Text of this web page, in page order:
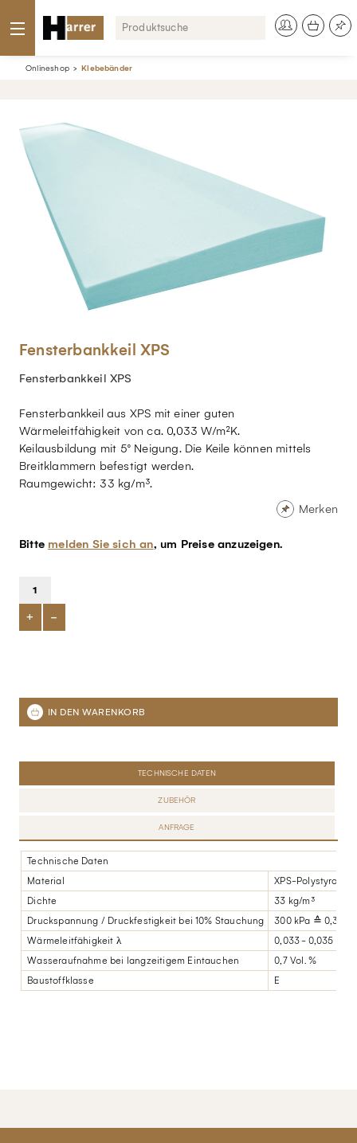
Onlineshop Klebebänder
Fensterbankkeil XPS
Fensterbankkeil XPS
Fensterbankkeil aus XPS mit einer guten
Wärmeleitfähigkeit von ca. 0,033 W/m²K.
Keilausbildung mit 5° Neigung. Die Keile können mittels
Breitklammern befestigt werden.
Raumgewicht: 33 kg/m³.
Merken
Bitte melden Sie sich an, um Preise anzuzeigen.
+ -
TECHNISCHE DATEN
ZUBEHÖR
ANFRAGE
Technische Daten
Material
XPS-Polystyrol
Dichte
33 kg/m³
Druckspannung / Druckfestigkeit bei 10% Stauchung
300 kPa ≙ 0,3 N/
Wärmeleitfähigkeit λ
0,033 - 0,035 W/
Wasseraufnahme bei langzeitigem Eintauchen
0,7 Vol. %
Baustoffklasse
E